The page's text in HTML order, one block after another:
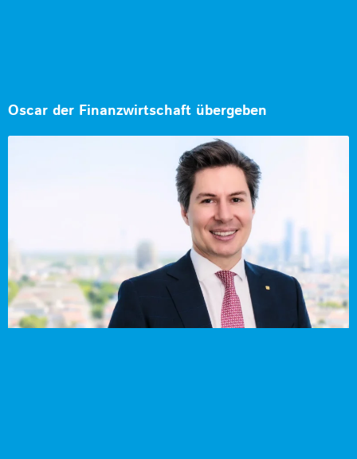
Oscar der Finanzwirtschaft übergeben